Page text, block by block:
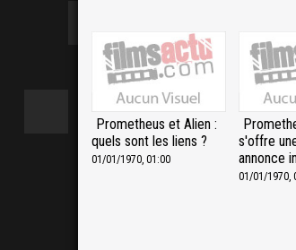
Prometheus et Alien :
quels sont les liens ?
01/01/1970, 01:00
s'offre
annonce
01/01/1970,